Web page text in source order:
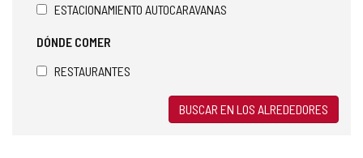
ESTACIONAMIENTO AUTOCARAVANAS
DÓNDE COMER
RESTAURANTES
BUSCAR EN LOS ALREDEDORES